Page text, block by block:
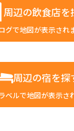
周辺の飲食店を
グで地図が表示され
周辺の宿を探
ベルで地図が表示さ